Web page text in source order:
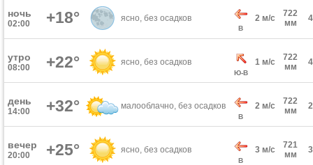
ночь
02:00 +18° ясно, без осадков
В
2 м/с
722
мм
утро
08:00 +22° ясно, без осадков
Ю-В
1 м/с
722
мм
день
14:00 +32° малооблачно, без осадков
В
2 м/с
722
мм
вечер
20:00 +25° ясно, без осадков
В
3 м/с
721
мм